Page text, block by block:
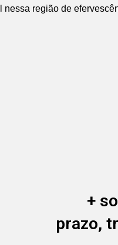
região de
+
prazo,